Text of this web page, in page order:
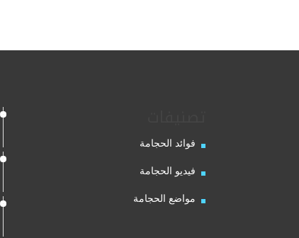
فوائد الحجامة
فيديو الحجامة
مواضع الحجامة